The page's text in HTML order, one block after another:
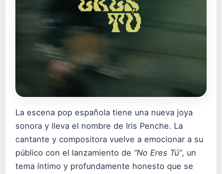
La escena pop española tiene una nueva joya
sonora y lleva el nombre de Iris Penche. La
cantante y compositora vuelve a emocionar a su
público con el lanzamiento de “No Eres Tú”, un
tema íntimo y profundamente honesto que se